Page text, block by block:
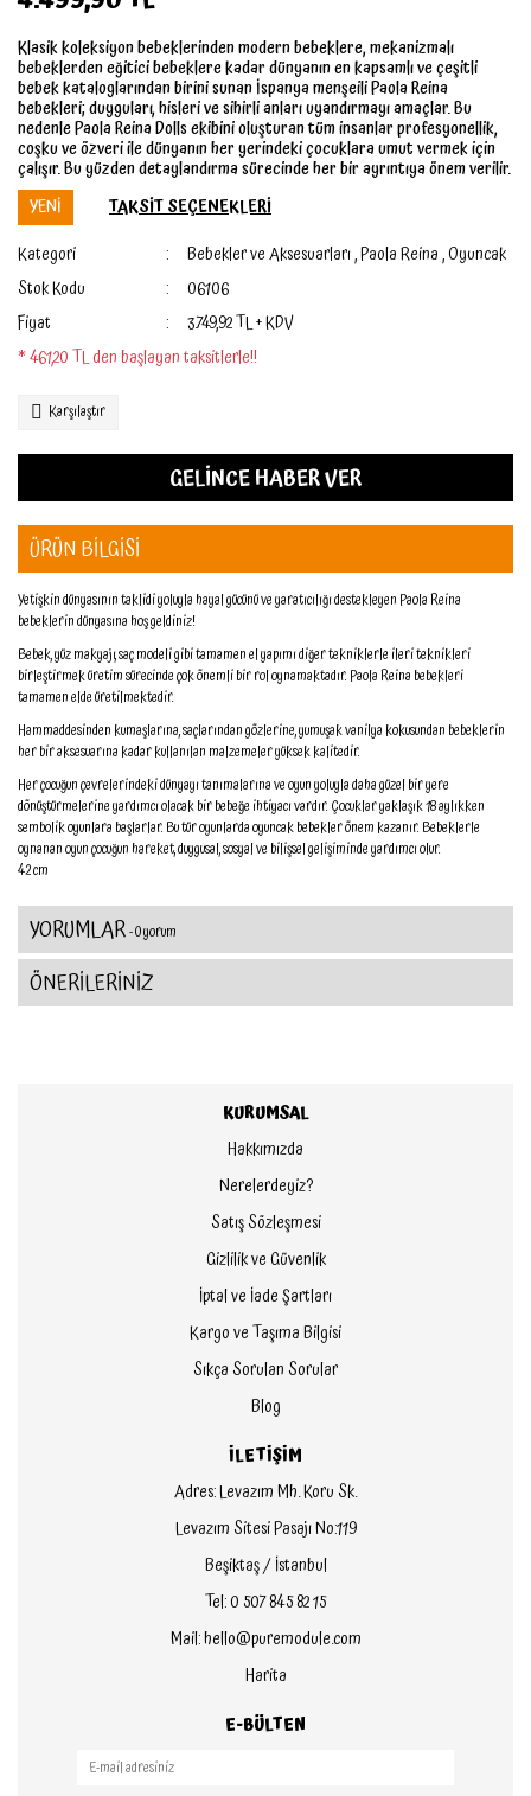
Klasik koleksiyon bebeklerinden modern bebeklere, mekanizmalı
bebeklerden eğitici bebeklere kadar dünyanın en kapsamlı ve çeşitli
bebek kataloglarından birini sunan İspanya menşeili Paola Reina
bebekleri; duyguları, hisleri ve sihirli anları uyandırmayı amaçlar. Bu
nedenle Paola Reina Dolls ekibini oluşturan tüm insanlar profesyonellik,
coşku ve özveri ile dünyanın her yerindeki çocuklara umut vermek için
çalışır. Bu yüzden detaylandırma sürecinde her bir ayrıntıya önem verilir.
YENİ
TAKSİT SEÇENEKLERİ
Kategori
Bebekler ve Aksesuarları,Paola Reina,Oyuncak
Stok Kodu
06106
Fiyat
3.749,92 TL + KDV
* 461,20 TL den başlayan taksitlerle!!
Karşılaştır
GELİNCE HABER VER
ÜRÜN BİLGİSİ
Yetişkin dünyasının taklidi yoluyla hayal gücünü ve yaratıcılığı destekleyen Paola Reina
bebeklerin dünyasına hoş geldiniz!
Bebek, yüz makyajı, saç modeli gibi tamamen el yapımı diğer tekniklerle ileri teknikleri
birleştirmek üretim sürecinde çok önemli bir rol oynamaktadır. Paola Reina bebekleri
tamamen elde üretilmektedir.
Hammaddesinden kumaşlarına, saçlarından gözlerine, yumuşak vanilya kokusundan bebeklerin
her bir aksesuarına kadar kullanılan malzemeler yüksek kalitedir.
Her çocuğun çevrelerindeki dünyayı tanımalarına ve oyun yoluyla daha güzel bir yere
dönüştürmelerine yardımcı olacak bir bebeğe ihtiyacı vardır. Çocuklar yaklaşık 18 aylıkken
sembolik oyunlara başlarlar. Bu tür oyunlarda oyuncak bebekler önem kazanır. Bebeklerle
oynanan oyun çocuğun hareket, duygusal, sosyal ve bilişsel gelişiminde yardımcı olur.
42 cm
YORUMLAR- 0 yorum
ÖNERİLERİNİZ
KURUMSAL
Hakkımızda
Nerelerdeyiz?
Satış Sözleşmesi
Gizlilik ve Güvenlik
İptal ve İade Şartları
Kargo ve Taşıma Bilgisi
Sıkça Sorulan Sorular
Blog
İLETİŞİM
Adres: Levazım Mh. Koru Sk.
Levazım Sitesi Pasajı No:119
Beşiktaş / İstanbul
Tel: 0 507 845 82 15
Mail: hello@puremodule.com
Harita
E-BÜLTEN